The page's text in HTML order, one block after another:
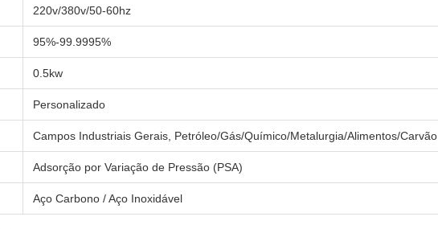
220v/380v/50-60hz
95%-99.9995%
0.5kw
Personalizado
Campos Industriais Gerais, Petróleo/Gás/Químico/Metalurgia/Alimentos/Carvão
Adsorção por Variação de Pressão (PSA)
Aço Carbono / Aço Inoxidável